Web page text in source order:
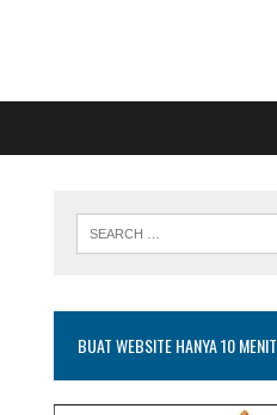
BUAT WEBSITE HANYA 10 MENIT